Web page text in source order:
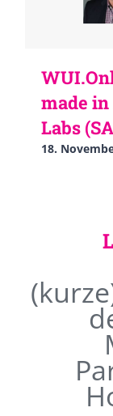
made
Labs
18.